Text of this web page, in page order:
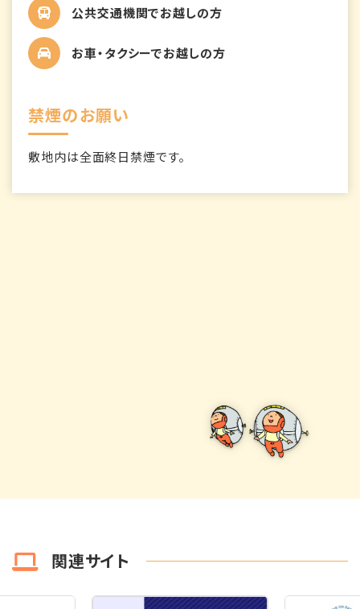
公共交通機関でお越しの方
お車・タクシーでお越しの方
禁煙のお願い
敷地内は全面終日禁煙です。
関連サイト